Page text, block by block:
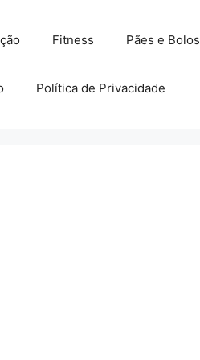
Fitness Pães e Bolos
Política de Privacidade